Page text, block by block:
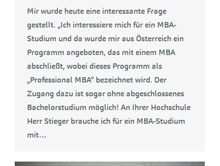
Mir wurde heute eine interessante Frage
gestellt. „Ich interessiere mich für ein MBA-
Studium und da wurde mir aus Österreich ein
Programm angeboten, das mit einem MBA
abschließt, wobei dieses Programm als
„Professional MBA“ bezeichnet wird. Der
Zugang dazu ist sogar ohne abgeschlossenes
Bachelorstudium möglich! An Ihrer Hochschule
Herr Stieger brauche ich für ein MBA-Studium
mit…